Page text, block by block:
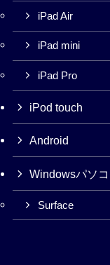
iPad Air
iPad mini
iPad Pro
iPod touch
Android
Windowsパソ
Surface